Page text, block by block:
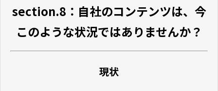
section.8：自社のコンテンツは、今
このような状況ではありませんか？
現状